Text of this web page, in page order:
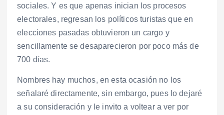
sociales. Y es que apenas inician los procesos
electorales, regresan los políticos turistas que en
elecciones pasadas obtuvieron un cargo y
sencillamente se desaparecieron por poco más de
700 días.
Nombres hay muchos, en esta ocasión no los
señalaré directamente, sin embargo, pues lo dejaré
a su consideración y le invito a voltear a ver por